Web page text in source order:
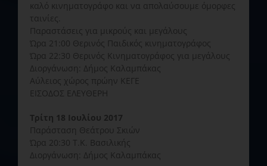
καλό κινηματογράφο και να απολαύσουμε όμορφες
ταινίες.
Παραστάσεις για μικρούς και μεγάλους
Ώρα 21:00 Θερινός Παιδικός κινηματογράφος
Ώρα 22:30 Θερινός Κινηματογράφος για μεγάλους
Διοργάνωση: Δήμος Καλαμπάκας
Αύλειος χώρος πρώην ΚΕΓΕ
ΕΙΣΟΔΟΣ ΕΛΕΥΘΕΡΗ
Τρίτη 18 Ιουλίου 2017
Παράσταση Θεάτρου Σκιών
Ώρα 20:30 Τ.Κ. Βασιλικής
Διοργάνωση: Δήμος Καλαμπάκας